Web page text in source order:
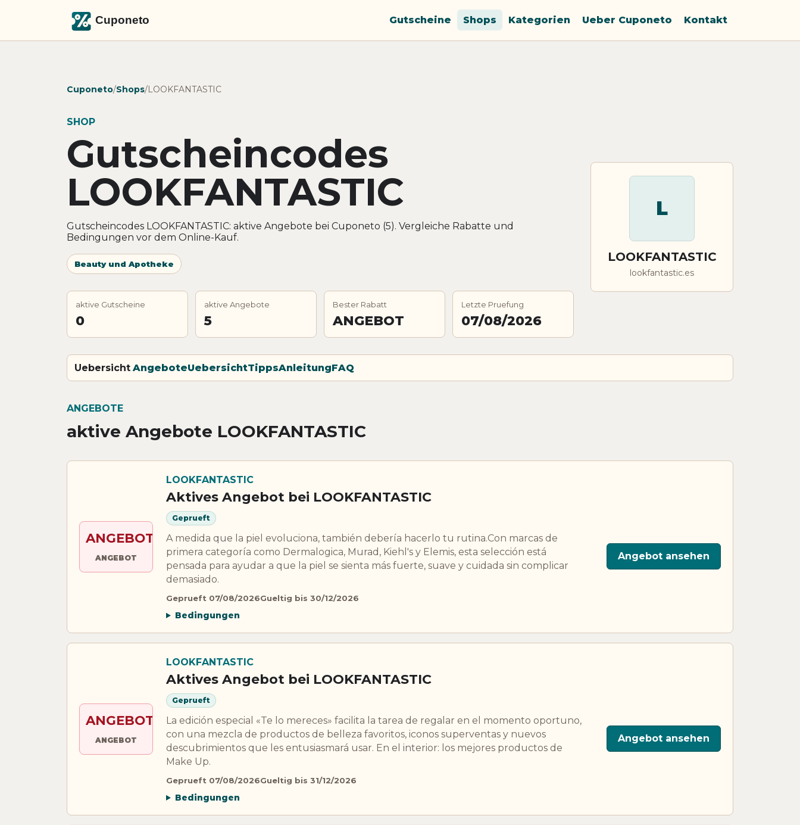
Gutscheine Shops Kategorien Ueber Cuponeto Kontakt
Cuponeto/Shops/LOOKFANTASTIC
SHOP
Gutscheincodes
LOOKFANTASTIC
Gutscheincodes LOOKFANTASTIC: aktive Angebote bei Cuponeto (5). Vergleiche Rabatte und
Bedingungen vor dem Online-Kauf.
Beauty und Apotheke
aktive Gutscheine
0
aktive Angebote
5
Bester Rabatt
ANGEBOT
Letzte Pruefung
07/08/2026
L
LOOKFANTASTIC
lookfantastic.es
Uebersicht AngeboteUebersichtTippsAnleitungFAQ
ANGEBOTE
aktive Angebote LOOKFANTASTIC
ANGEBOT
ANGEBOT
LOOKFANTASTIC
Aktives Angebot bei LOOKFANTASTIC
Geprueft
A medida que la piel evoluciona, también debería hacerlo tu rutina.Con marcas de
primera categoría como Dermalogica, Murad, Kiehl's y Elemis, esta selección está
pensada para ayudar a que la piel se sienta más fuerte, suave y cuidada sin complicar
demasiado.
Geprueft 07/08/2026Gueltig bis 30/12/2026
Bedingungen
Angebot ansehen
ANGEBOT
ANGEBOT
LOOKFANTASTIC
Aktives Angebot bei LOOKFANTASTIC
Geprueft
La edición especial «Te lo mereces» facilita la tarea de regalar en el momento oportuno,
con una mezcla de productos de belleza favoritos, iconos superventas y nuevos
descubrimientos que les entusiasmará usar. En el interior: los mejores productos de
Make Up.
Geprueft 07/08/2026Gueltig bis 31/12/2026
Bedingungen
Angebot ansehen